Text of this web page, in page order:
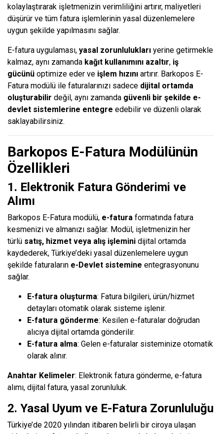
kolaylaştırarak işletmenizin verimliliğini artırır, maliyetleri
düşürür ve tüm fatura işlemlerinin yasal düzenlemelere
uygun şekilde yapılmasını sağlar.
E-fatura uygulaması, yasal zorunlulukları yerine getirmekle
kalmaz, aynı zamanda kağıt kullanımını azaltır, iş
gücünü optimize eder ve işlem hızını artırır. Barkopos E-
Fatura modülü ile faturalarınızı sadece dijital ortamda
oluşturabilir değil, aynı zamanda güvenli bir şekilde e-
devlet sistemlerine entegre edebilir ve düzenli olarak
saklayabilirsiniz.
Barkopos E-Fatura Modülünün
Özellikleri
1. Elektronik Fatura Gönderimi ve
Alımı
Barkopos E-Fatura modülü, e-fatura formatında fatura
kesmenizi ve almanızı sağlar. Modül, işletmenizin her
türlü satış, hizmet veya alış işlemini dijital ortamda
kaydederek, Türkiye’deki yasal düzenlemelere uygun
şekilde faturaların e-Devlet sistemine entegrasyonunu
sağlar.
E-fatura oluşturma: Fatura bilgileri, ürün/hizmet
detayları otomatik olarak sisteme işlenir.
E-fatura gönderme: Kesilen e-faturalar doğrudan
alıcıya dijital ortamda gönderilir.
E-fatura alma: Gelen e-faturalar sisteminize otomatik
olarak alınır.
Anahtar Kelimeler: Elektronik fatura gönderme, e-fatura
alımı, dijital fatura, yasal zorunluluk.
2. Yasal Uyum ve E-Fatura Zorunluluğu
Türkiye’de 2020 yılından itibaren belirli bir ciroya ulaşan